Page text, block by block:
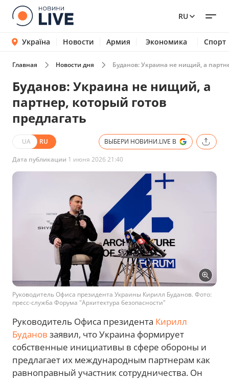
RU
Україна Новости Армия Экономика Спорт
Главная Новости дня Буданов: Украина не нищий, а
Буданов: Украина не нищий, а
партнер, который готов
предлагать
UA RU ВЫБЕРИ НОВИНИ.LIVE В
Дата публикации 1 июня 2026 21:40
Руководитель Офиса президента Украины Кирилл Буданов. Фото:
пресс-служба Форума "Архитектура безопасности"
Руководитель Офиса президента Кирилл
Буданов заявил, что Украина формирует
собственные инициативы в сфере обороны и
предлагает их международным партнерам как
равноправный участник сотрудничества. Он